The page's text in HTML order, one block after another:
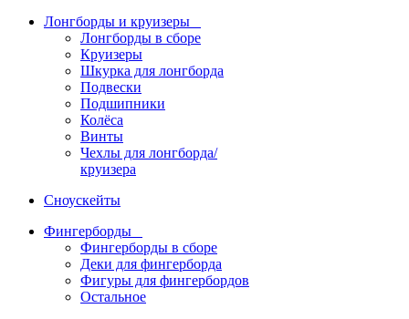
Лонгборды и круизеры
Лонгборды в сборе
Круизеры
Шкурка для лонгборда
Подвески
Подшипники
Колёса
Винты
Чехлы для лонгборда/
круизера
Сноускейты
Фингерборды
Фингерборды в сборе
Деки для фингерборда
Фигуры для фингербордов
Остальное